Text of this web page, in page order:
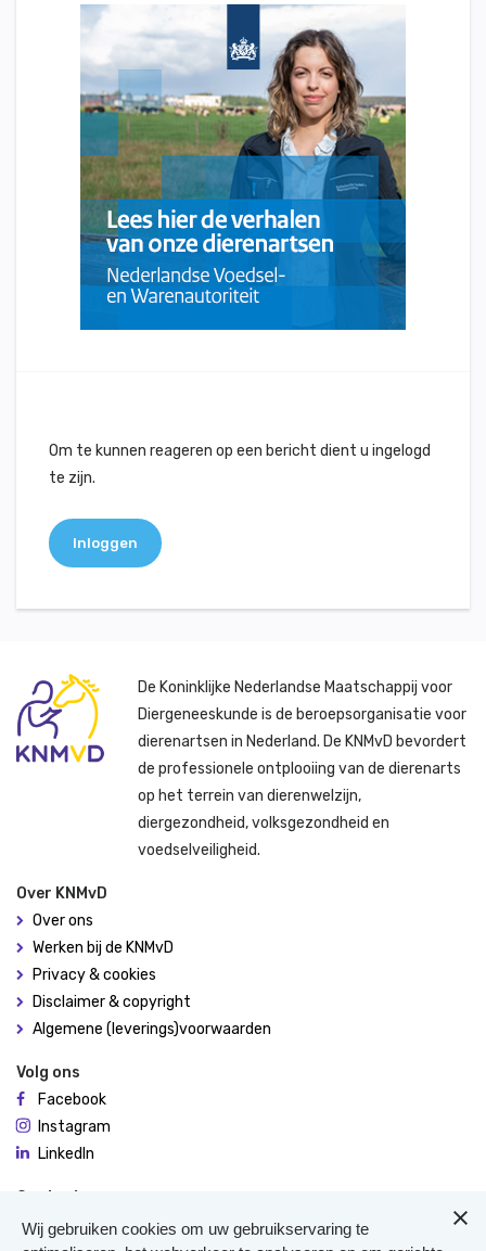
Om te kunnen reageren op een bericht dient u ingelogd
te zijn.
Inloggen
De Koninklijke Nederlandse Maatschappij voor
Diergeneeskunde is de beroepsorganisatie voor
dierenartsen in Nederland. De KNMvD bevordert
de professionele ontplooiing van de dierenarts
op het terrein van dierenwelzijn,
diergezondheid, volksgezondheid en
voedselveiligheid.
Over KNMvD
Over ons
Werken bij de KNMvD
Privacy & cookies
Disclaimer & copyright
Algemene (leverings)voorwaarden
Volg ons
Facebook
Instagram
LinkedIn
Contact
De Molen 94
Wij gebruiken cookies om uw gebruikservaring te